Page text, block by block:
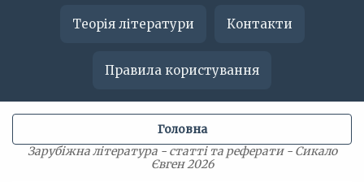
Теорія літератури Контакти
Правила користування
Зарубіжна література - статті та реферати - Сикало
Євген 2026
Головна